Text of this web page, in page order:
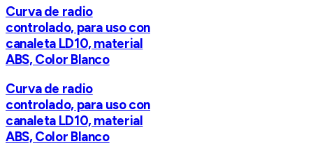
Curva de radio
controlado, para uso con
canaleta LD10, material
ABS, Color Blanco
Curva de radio
controlado, para uso con
canaleta LD10, material
ABS, Color Blanco